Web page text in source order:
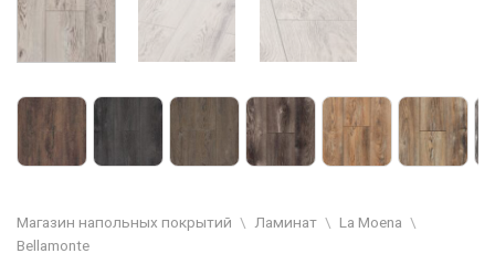
Магазин напольных покрытий \ Ламинат \ La Moena \
Bellamonte